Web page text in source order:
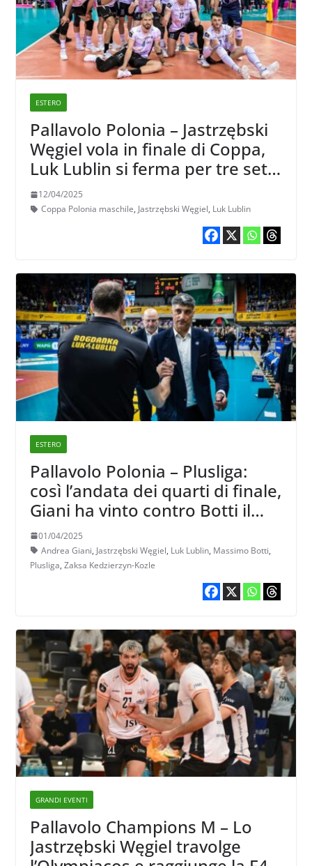
ESTERO
Pallavolo Polonia – Jastrzębski
Węgiel vola in finale di Coppa,
Luk Lublin si ferma per tre set a
2312/04/2025
Coppa Polonia maschile, Jastrzębski Węgiel, Luk Lublin
ESTERO
Pallavolo Polonia – Plusliga:
così l’andata dei quarti di finale,
Giani ha vinto contro Botti il
derby italiano in panchina
01/04/2025
Andrea Giani, Jastrzębski Węgiel, Luk Lublin, Massimo Botti,
Plusliga, Zaksa Kedzierzyn-Kozle
GRANDI EVENTI
Pallavolo Champions M – Lo
Jastrzębski Węgiel travolge